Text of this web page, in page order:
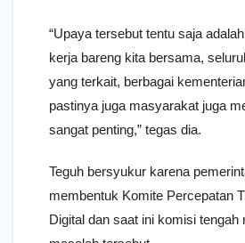
“Upaya tersebut tentu saja
kerja bareng kita bersama,
yang terkait, berbagai
pastinya juga masyarakat juga
sangat penting,” tegas dia.
Teguh bersyukur karena
membentuk Komite Percepatan
Digital dan saat ini komisi tengah